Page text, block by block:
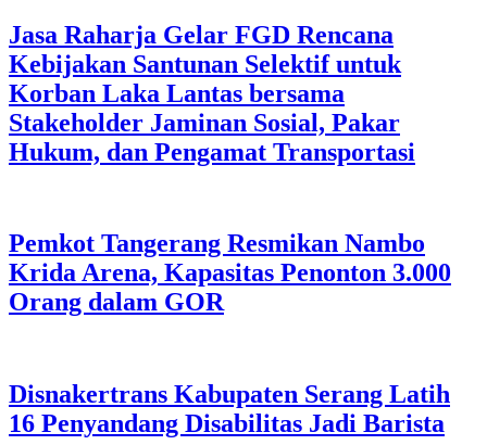
Jasa Raharja Gelar FGD Rencana
Kebijakan Santunan Selektif untuk
Korban Laka Lantas bersama
Stakeholder Jaminan Sosial, Pakar
Hukum, dan Pengamat Transportasi
Pemkot Tangerang Resmikan Nambo
Krida Arena, Kapasitas Penonton 3.000
Orang dalam GOR
Disnakertrans Kabupaten Serang Latih
16 Penyandang Disabilitas Jadi Barista